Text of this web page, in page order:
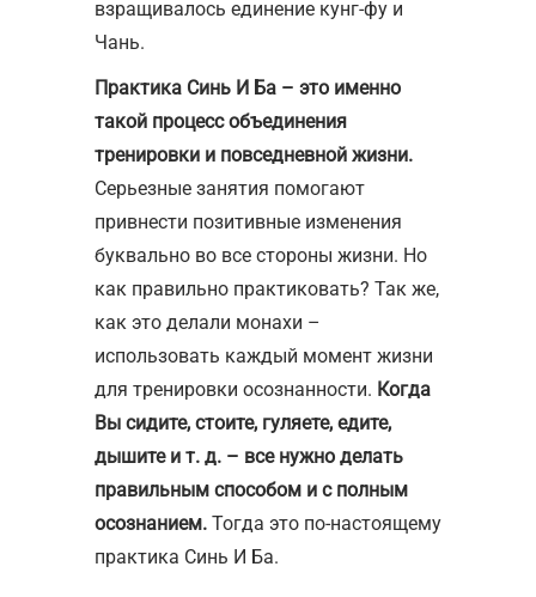
взращивалось единение кунг-фу и
Чань.
Практика Синь И Ба – это именно
такой процесс объединения
тренировки и повседневной жизни.
Серьезные занятия помогают
привнести позитивные изменения
буквально во все стороны жизни. Но
как правильно практиковать? Так же,
как это делали монахи –
использовать каждый момент жизни
для тренировки осознанности. Когда
Вы сидите, стоите, гуляете, едите,
дышите и т. д. – все нужно делать
правильным способом и с полным
осознанием. Тогда это по-настоящему
практика Синь И Ба.